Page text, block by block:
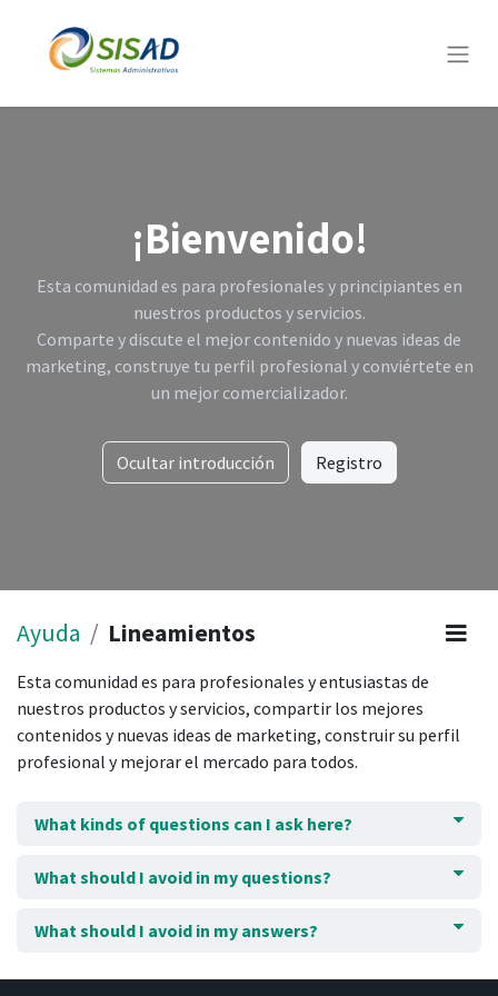
¡Bienvenido!
Esta comunidad es para profesionales y principiantes en
nuestros productos y servicios.
Comparte y discute el mejor contenido y nuevas ideas de
marketing, construye tu perfil profesional y conviértete en
un mejor comercializador.
Ocultar introducción Registro
Ayuda Lineamientos
Esta comunidad es para profesionales y entusiastas de
nuestros productos y servicios, compartir los mejores
contenidos y nuevas ideas de marketing, construir su perfil
profesional y mejorar el mercado para todos.
What kinds of questions can I ask here?
What should I avoid in my questions?
What should I avoid in my answers?